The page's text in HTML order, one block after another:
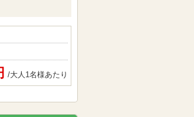
/大人1名様あたり